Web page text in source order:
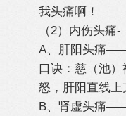
我头痛啊！
（2）内伤头痛-
A、肝阳头痛——
口诀：慈（池
怒，肝阳直线上
B、肾虚头痛——